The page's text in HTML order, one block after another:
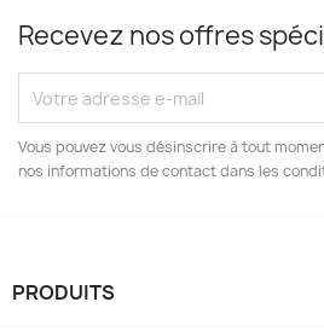
Recevez nos offres
Vous pouvez vous désinscrire à tout
nos informations de contact dans les
PRODUITS